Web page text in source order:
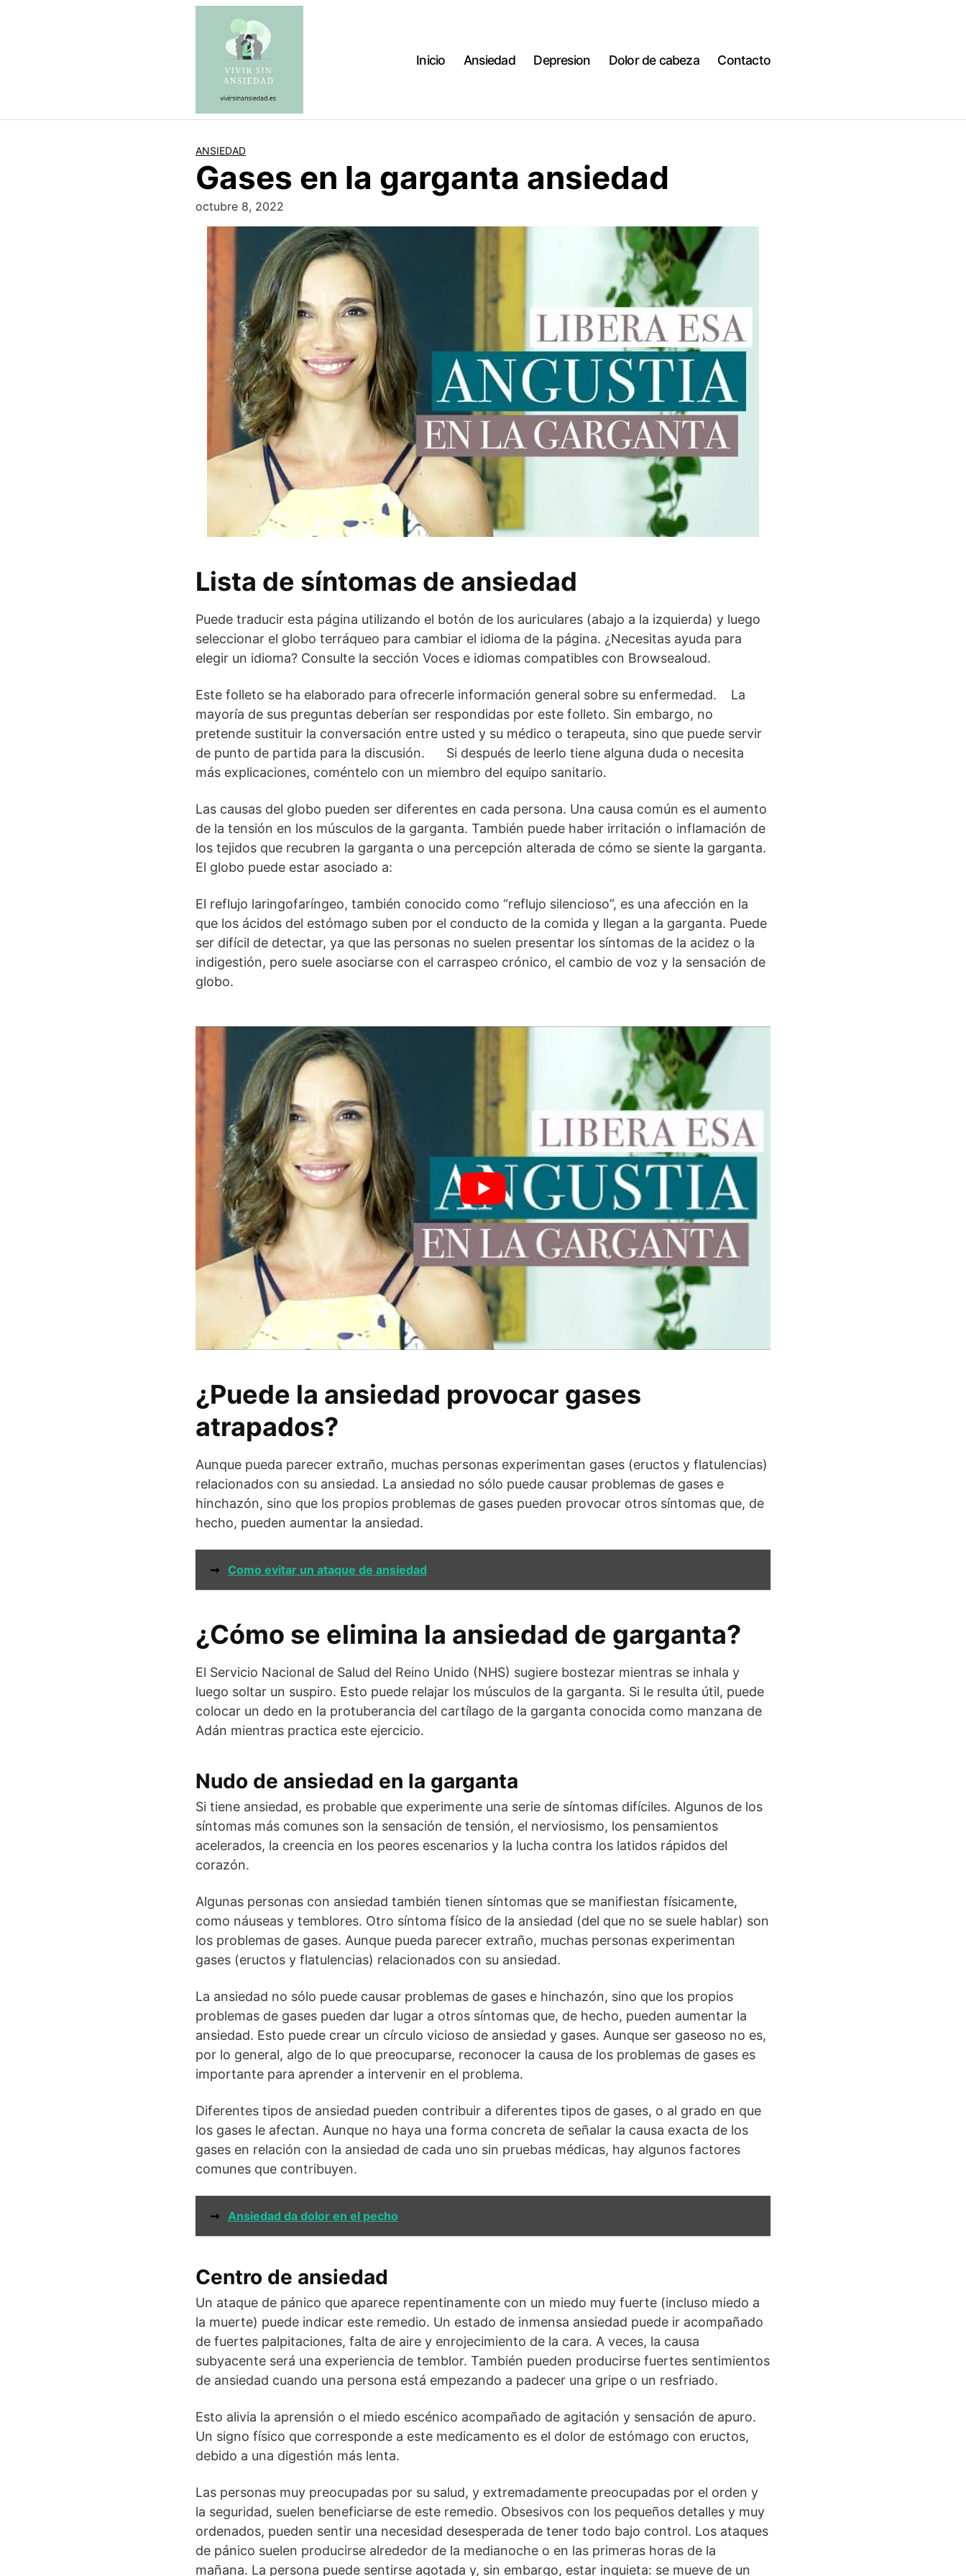
Inicio Ansiedad Depresion Dolor de cabeza Contacto
ANSIEDAD
Gases en la garganta ansiedad
octubre 8, 2022
Lista de síntomas de ansiedad
Puede traducir esta página utilizando el botón de los auriculares (abajo a la izquierda) y luego
seleccionar el globo terráqueo para cambiar el idioma de la página. ¿Necesitas ayuda para
elegir un idioma? Consulte la sección Voces e idiomas compatibles con Browsealoud.
Este folleto se ha elaborado para ofrecerle información general sobre su enfermedad. La
mayoría de sus preguntas deberían ser respondidas por este folleto. Sin embargo, no
pretende sustituir la conversación entre usted y su médico o terapeuta, sino que puede servir
de punto de partida para la discusión. Si después de leerlo tiene alguna duda o necesita
más explicaciones, coméntelo con un miembro del equipo sanitario.
Las causas del globo pueden ser diferentes en cada persona. Una causa común es el aumento
de la tensión en los músculos de la garganta. También puede haber irritación o inflamación de
los tejidos que recubren la garganta o una percepción alterada de cómo se siente la garganta.
El globo puede estar asociado a:
El reflujo laringofaríngeo, también conocido como “reflujo silencioso”, es una afección en la
que los ácidos del estómago suben por el conducto de la comida y llegan a la garganta. Puede
ser difícil de detectar, ya que las personas no suelen presentar los síntomas de la acidez o la
indigestión, pero suele asociarse con el carraspeo crónico, el cambio de voz y la sensación de
globo.
¿Puede la ansiedad provocar gases
atrapados?
Aunque pueda parecer extraño, muchas personas experimentan gases (eructos y flatulencias)
relacionados con su ansiedad. La ansiedad no sólo puede causar problemas de gases e
hinchazón, sino que los propios problemas de gases pueden provocar otros síntomas que, de
hecho, pueden aumentar la ansiedad.
➞ Como evitar un ataque de ansiedad
¿Cómo se elimina la ansiedad de garganta?
El Servicio Nacional de Salud del Reino Unido (NHS) sugiere bostezar mientras se inhala y
luego soltar un suspiro. Esto puede relajar los músculos de la garganta. Si le resulta útil, puede
colocar un dedo en la protuberancia del cartílago de la garganta conocida como manzana de
Adán mientras practica este ejercicio.
Nudo de ansiedad en la garganta
Si tiene ansiedad, es probable que experimente una serie de síntomas difíciles. Algunos de los
síntomas más comunes son la sensación de tensión, el nerviosismo, los pensamientos
acelerados, la creencia en los peores escenarios y la lucha contra los latidos rápidos del
corazón.
Algunas personas con ansiedad también tienen síntomas que se manifiestan físicamente,
como náuseas y temblores. Otro síntoma físico de la ansiedad (del que no se suele hablar) son
los problemas de gases. Aunque pueda parecer extraño, muchas personas experimentan
gases (eructos y flatulencias) relacionados con su ansiedad.
La ansiedad no sólo puede causar problemas de gases e hinchazón, sino que los propios
problemas de gases pueden dar lugar a otros síntomas que, de hecho, pueden aumentar la
ansiedad. Esto puede crear un círculo vicioso de ansiedad y gases. Aunque ser gaseoso no es,
por lo general, algo de lo que preocuparse, reconocer la causa de los problemas de gases es
importante para aprender a intervenir en el problema.
Diferentes tipos de ansiedad pueden contribuir a diferentes tipos de gases, o al grado en que
los gases le afectan. Aunque no haya una forma concreta de señalar la causa exacta de los
gases en relación con la ansiedad de cada uno sin pruebas médicas, hay algunos factores
comunes que contribuyen.
➞ Ansiedad da dolor en el pecho
Centro de ansiedad
Un ataque de pánico que aparece repentinamente con un miedo muy fuerte (incluso miedo a
la muerte) puede indicar este remedio. Un estado de inmensa ansiedad puede ir acompañado
de fuertes palpitaciones, falta de aire y enrojecimiento de la cara. A veces, la causa
subyacente será una experiencia de temblor. También pueden producirse fuertes sentimientos
de ansiedad cuando una persona está empezando a padecer una gripe o un resfriado.
Esto alivia la aprensión o el miedo escénico acompañado de agitación y sensación de apuro.
Un signo físico que corresponde a este medicamento es el dolor de estómago con eructos,
debido a una digestión más lenta.
Las personas muy preocupadas por su salud, y extremadamente preocupadas por el orden y
la seguridad, suelen beneficiarse de este remedio. Obsesivos con los pequeños detalles y muy
ordenados, pueden sentir una necesidad desesperada de tener todo bajo control. Los ataques
de pánico suelen producirse alrededor de la medianoche o en las primeras horas de la
mañana. La persona puede sentirse agotada y, sin embargo, estar inquieta: se mueve de un